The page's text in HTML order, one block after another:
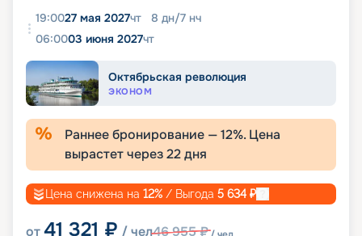
19:0027 мая 2027чт 8 дн/7 нч
06:0003 июня 2027чт
Октябрьская революция
ЭКОНОМ
Раннее бронирование —12%. Цена
вырастет через22дня
Цена снижена на 12% / Выгода 5 634 ₽
от41 321 ₽ / чел46 955₽